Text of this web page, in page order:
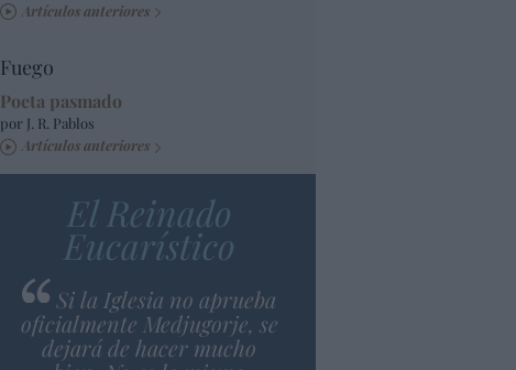
Artículos anteriores
Fuego
Poeta pasmado
por J. R. Pablos
Artículos anteriores
El Reinado
Eucarístico
Si la Iglesia no aprueba
oficialmente Medjugorje, se
dejará de hacer mucho